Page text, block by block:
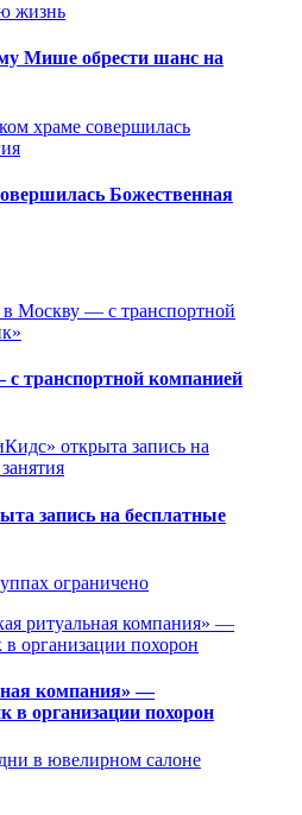
Мише обрести шанс на
Божественная
транспортной компанией
запись на бесплатные
ограничено
компания» —
организации похорон